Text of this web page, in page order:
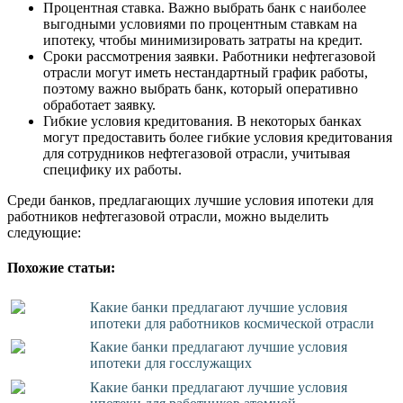
Процентная ставка. Важно выбрать банк с наиболее
выгодными условиями по процентным ставкам на
ипотеку, чтобы минимизировать затраты на кредит.
Сроки рассмотрения заявки. Работники нефтегазовой
отрасли могут иметь нестандартный график работы,
поэтому важно выбрать банк, который оперативно
обработает заявку.
Гибкие условия кредитования. В некоторых банках
могут предоставить более гибкие условия кредитования
для сотрудников нефтегазовой отрасли, учитывая
специфику их работы.
Среди банков, предлагающих лучшие условия ипотеки для
работников нефтегазовой отрасли, можно выделить
следующие:
Похожие статьи:
Какие банки предлагают лучшие условия
ипотеки для работников космической отрасли
Какие банки предлагают лучшие условия
ипотеки для госслужащих
Какие банки предлагают лучшие условия